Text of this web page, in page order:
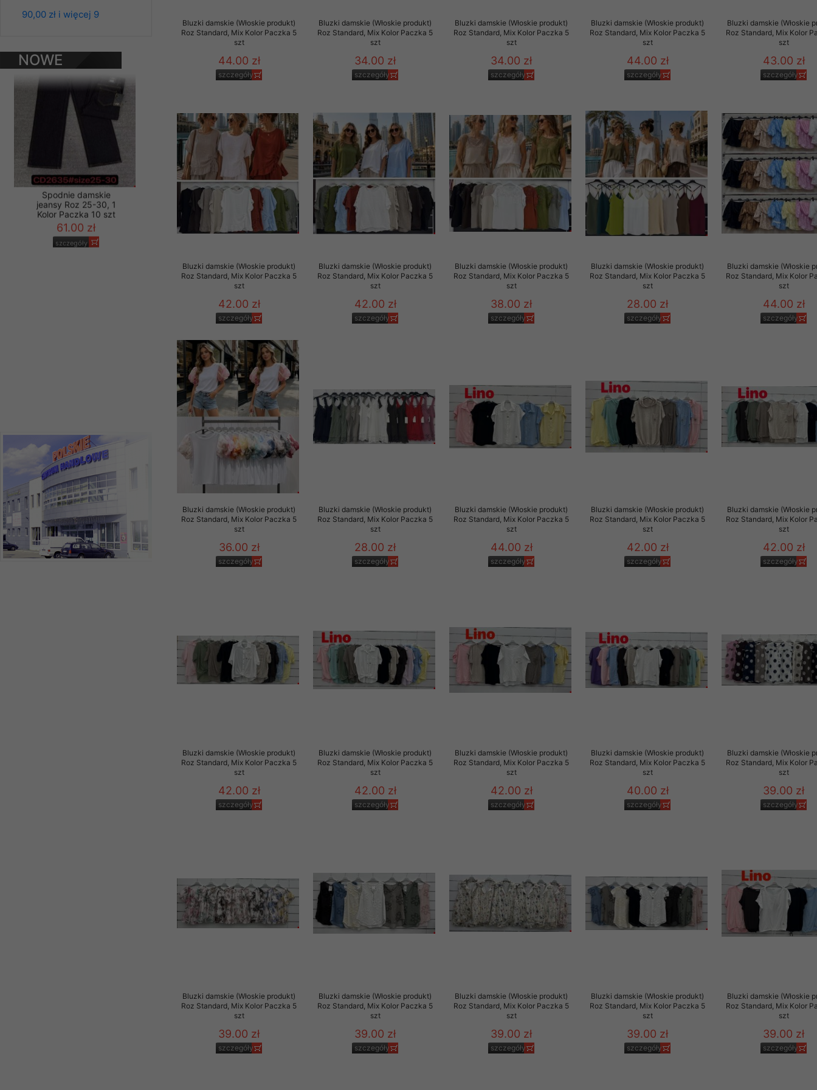
90,00 zł i więcej 9
NOWE
PRODUKTY
jeansy Roz 25-30, 1
Kolor Paczka 10 szt
Spodnie damskie
jeansy Roz 25-30, 1
Bluzki damskie (Włoskie produkt)
Roz Standard, Mix Kolor Paczka 5
szt
44.00 zł
szczegóły
Bluzki damskie (Włoskie produkt)
Roz Standard, Mix Kolor Paczka 5
szt
34.00 zł
szczegóły
Bluzki damskie (Włoskie produkt)
Roz Standard, Mix Kolor Paczka 5
szt
34.00 zł
szczegóły
Bluzki damskie (Włoskie produkt)
Roz Standard, Mix Kolor Paczka 5
szt
44.00 zł
szczegóły
Bluzki damskie (Włoskie
Roz Standard, Mix Kolor
szt
43.00 zł
szczegóły
Bluzki damskie (Włoskie produkt)
Roz Standard, Mix Kolor Paczka 5
szt
42.00 zł
szczegóły
Bluzki damskie (Włoskie produkt)
Roz Standard, Mix Kolor Paczka 5
szt
42.00 zł
szczegóły
Bluzki damskie (Włoskie produkt)
Roz Standard, Mix Kolor Paczka 5
szt
38.00 zł
szczegóły
Bluzki damskie (Włoskie produkt)
Roz Standard, Mix Kolor Paczka 5
szt
28.00 zł
szczegóły
Bluzki damskie (Włoskie
Roz Standard, Mix Kolor
szt
44.00 zł
szczegóły
Bluzki damskie (Włoskie produkt)
Roz Standard, Mix Kolor Paczka 5
szt
36.00 zł
szczegóły
Bluzki damskie (Włoskie produkt)
Roz Standard, Mix Kolor Paczka 5
szt
28.00 zł
szczegóły
Bluzki damskie (Włoskie produkt)
Roz Standard, Mix Kolor Paczka 5
szt
44.00 zł
szczegóły
Bluzki damskie (Włoskie produkt)
Roz Standard, Mix Kolor Paczka 5
szt
42.00 zł
szczegóły
Bluzki damskie (Włoskie
Roz Standard, Mix Kolor
szt
42.00 zł
szczegóły
Bluzki damskie (Włoskie produkt)
Roz Standard, Mix Kolor Paczka 5
szt
42.00 zł
szczegóły
Bluzki damskie (Włoskie produkt)
Roz Standard, Mix Kolor Paczka 5
szt
42.00 zł
szczegóły
Bluzki damskie (Włoskie produkt)
Roz Standard, Mix Kolor Paczka 5
szt
42.00 zł
szczegóły
Bluzki damskie (Włoskie produkt)
Roz Standard, Mix Kolor Paczka 5
szt
40.00 zł
szczegóły
Bluzki damskie (Włoskie
Roz Standard, Mix Kolor
szt
39.00 zł
szczegóły
Bluzki damskie (Włoskie produkt)
Roz Standard, Mix Kolor Paczka 5
szt
39.00 zł
szczegóły
Bluzki damskie (Włoskie produkt)
Roz Standard, Mix Kolor Paczka 5
szt
39.00 zł
szczegóły
Bluzki damskie (Włoskie produkt)
Roz Standard, Mix Kolor Paczka 5
szt
39.00 zł
szczegóły
Bluzki damskie (Włoskie produkt)
Roz Standard, Mix Kolor Paczka 5
szt
39.00 zł
szczegóły
Bluzki damskie (Włoskie
Roz Standard, Mix Kolor
szt
39.00 zł
szczegóły
szczególności newslettera wysyłanego Klientowi, jeżeli potwierdzi wyraźnie wskazanego przez nas linka
zawierającego akceptację na otrzymywanie newslettera o aktualnych promocjach, rabatach i nowościach w
Wszelkie pytania, wnioski i sugestie odnoszące się do ochrony Państwa prywatności, w szczególności danych